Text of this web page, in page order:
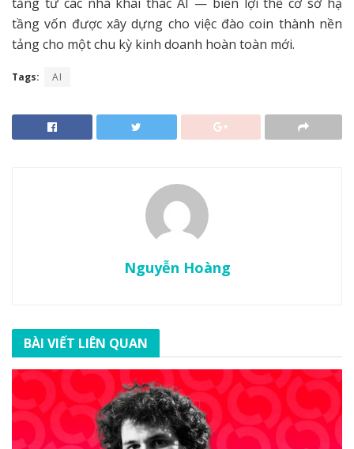
tầng vốn được xây dựng cho việc đào coin thành nền
tảng cho một chu kỳ kinh doanh hoàn toàn mới.
Tags: AI
Nguyễn Hoàng
BÀI VIẾT LIÊN QUAN